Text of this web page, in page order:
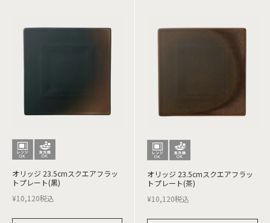
オリッジ 23.5cmスクエアフラッ
トプレート(黒)
¥10,120税込
オリッジ 23.5cmスクエアフラッ
トプレート(茶)
¥10,120税込